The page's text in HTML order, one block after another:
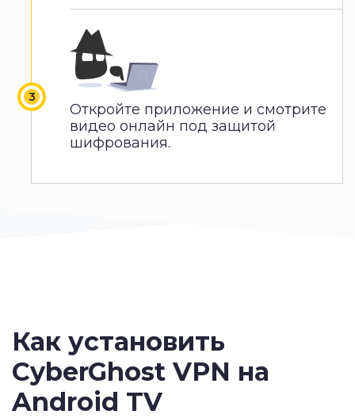
Откройте приложение и смотрите
видео онлайн под защитой
шифрования.
Как установить
CyberGhost VPN на
Android TV